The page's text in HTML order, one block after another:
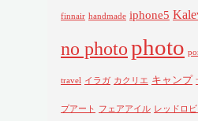
finnair handmade iphone5
no photophoto
travel イラガ カクリエ キャンプ
プアート フェアアイル レッドロビ